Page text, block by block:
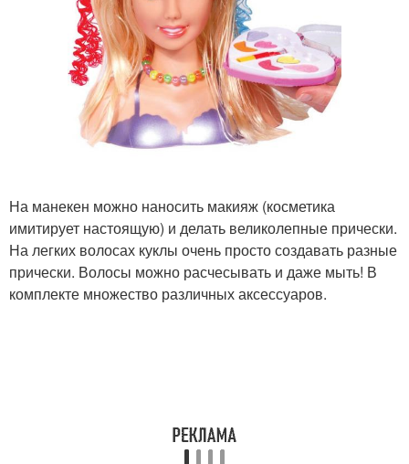
На манекен можно наносить макияж (косметика
имитирует настоящую) и делать великолепные прически.
На легких волосах куклы очень просто создавать разные
прически. Волосы можно расчесывать и даже мыть! В
комплекте множество различных аксессуаров.